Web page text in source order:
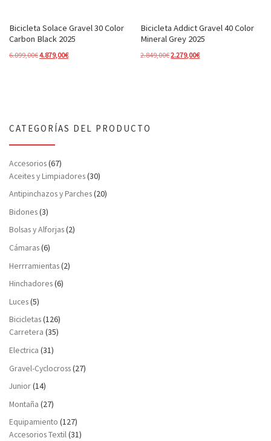
Bicicleta Solace Gravel 30 Color
Carbon Black 2025
6.099,00€El precio original era: 6.099,00€.
4.879,00€El precio actual es: 4.879,00€.
Bicicleta Addict Gravel 40 Color
Mineral Grey 2025
2.849,00€El precio original era: 2.849,00€.
2.279,00€El precio actual es:
CATEGORÍAS DEL PRODUCTO
Accesorios(67)
Aceites y Limpiadores(30)
Antipinchazos y Parches(20)
Bidones(3)
Bolsas y Alforjas(2)
Cámaras(6)
Herrramientas(2)
Hinchadores(6)
Luces(5)
Bicicletas(126)
Carretera (35)
Electrica (31)
Gravel-Cyclocross(27)
Junior(14)
Montaña (27)
Equipamiento (127)
Accesorios Textil(31)